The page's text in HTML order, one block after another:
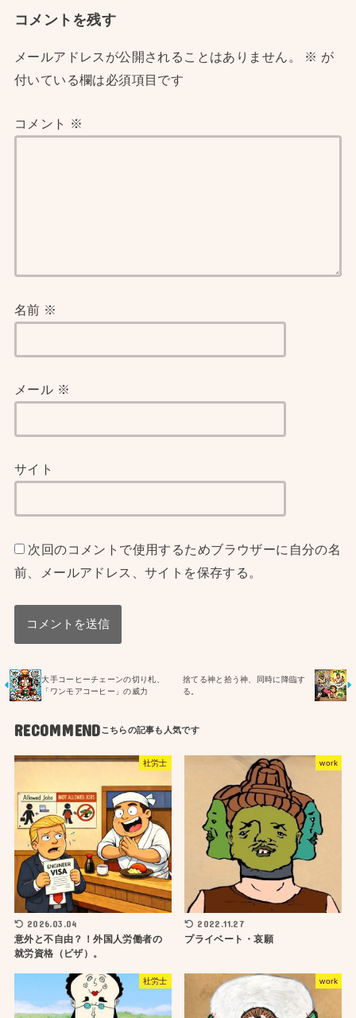
コメントを残す
メールアドレスが公開されることはありません。 ※ が
付いている欄は必須項目です
コメント ※
名前 ※
メール ※
サイト
次回のコメントで使用するためブラウザーに自分の名
前、メールアドレス、サイトを保存する。
大手コーヒーチェーンの切り札、
「ワンモアコーヒー」の威力
捨てる神と拾う神、同時に降臨す
る。
RECOMMEND
社労士
2026.03.04
意外と不自由？！外国人労働者の
就労資格（ビザ）。
work
2022.11.27
プライベート・哀願
社労士 work